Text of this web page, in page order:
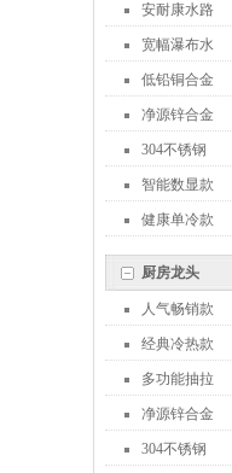
安耐康水路
宽幅瀑布水
低铅铜合金
净源锌合金
304不锈钢
智能数显款
健康单冷款
厨房龙头
人气畅销款
经典冷热款
多功能抽拉
净源锌合金
304不锈钢